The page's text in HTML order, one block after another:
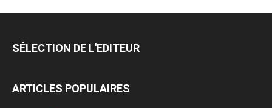
leur
prolongé
ans,
SÉLECTION DE L'EDITEUR
ARTICLES POPULAIRES